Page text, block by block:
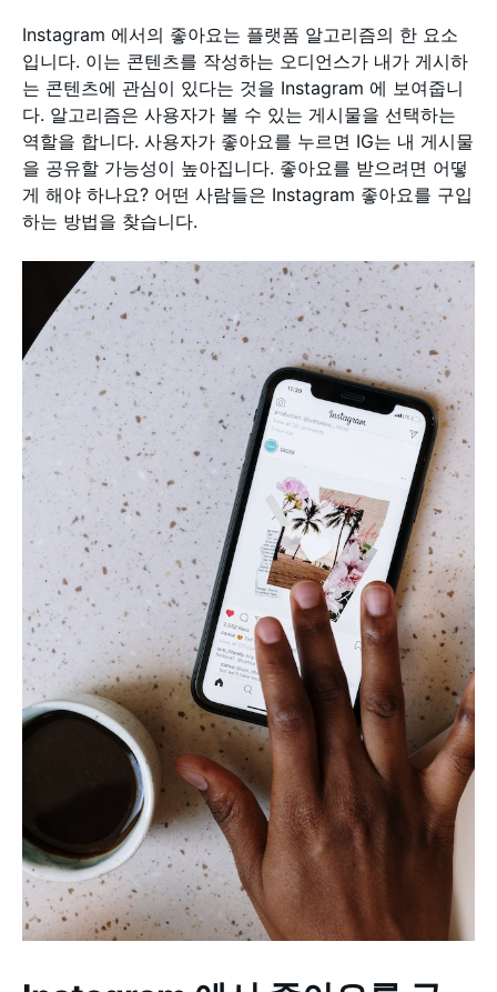
Instagram 에서의 좋아요는 플랫폼 알고리즘의 한 요소
입니다. 이는 콘텐츠를 작성하는 오디언스가 내가 게시하
는 콘텐츠에 관심이 있다는 것을 Instagram 에 보여줍니
다. 알고리즘은 사용자가 볼 수 있는 게시물을 선택하는
역할을 합니다. 사용자가 좋아요를 누르면 IG는 내 게시물
을 공유할 가능성이 높아집니다. 좋아요를 받으려면 어떻
게 해야 하나요? 어떤 사람들은 Instagram 좋아요를 구입
하는 방법을 찾습니다.